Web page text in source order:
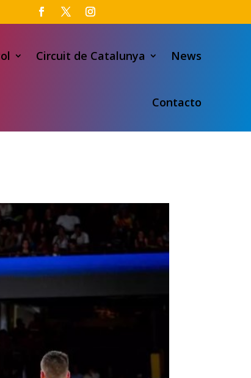
Circuit de Catalunya News
Contacto